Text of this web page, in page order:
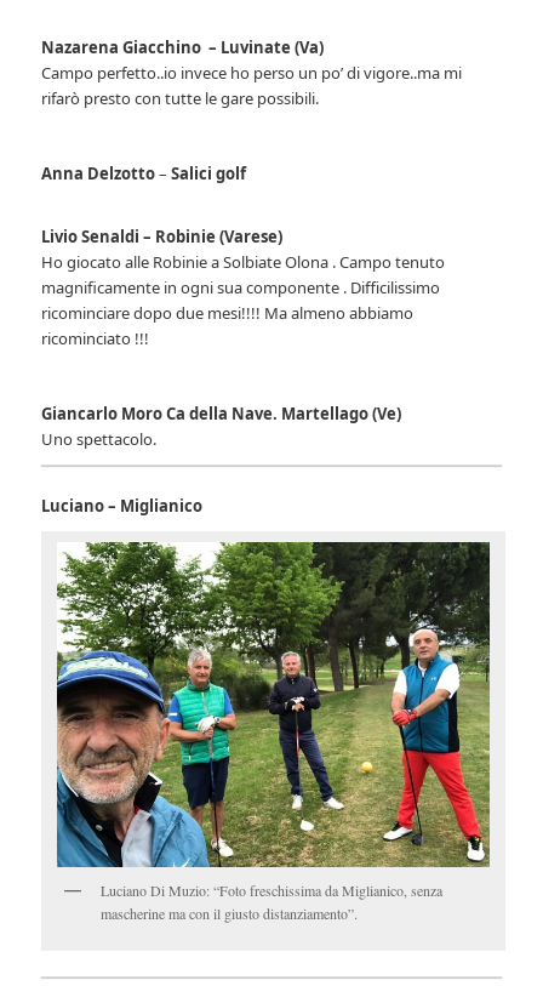
Nazarena Giacchino – Luvinate (Va)
Campo perfetto..io invece ho perso un po’ di vigore..ma mi
rifarò presto con tutte le gare possibili.
Anna Delzotto–Salici golf
Livio Senaldi – Robinie (Varese)
Ho giocato alle Robinie a Solbiate Olona . Campo tenuto
magnificamente in ogni sua componente . Difficilissimo
ricominciare dopo due mesi!!!! Ma almeno abbiamo
ricominciato !!!
Giancarlo Moro Ca della Nave. Martellago (Ve)
Uno spettacolo.
Luciano – Miglianico
Luciano Di Muzio: “Foto freschissima da Miglianico, senza
mascherine ma con il giusto distanziamento”.